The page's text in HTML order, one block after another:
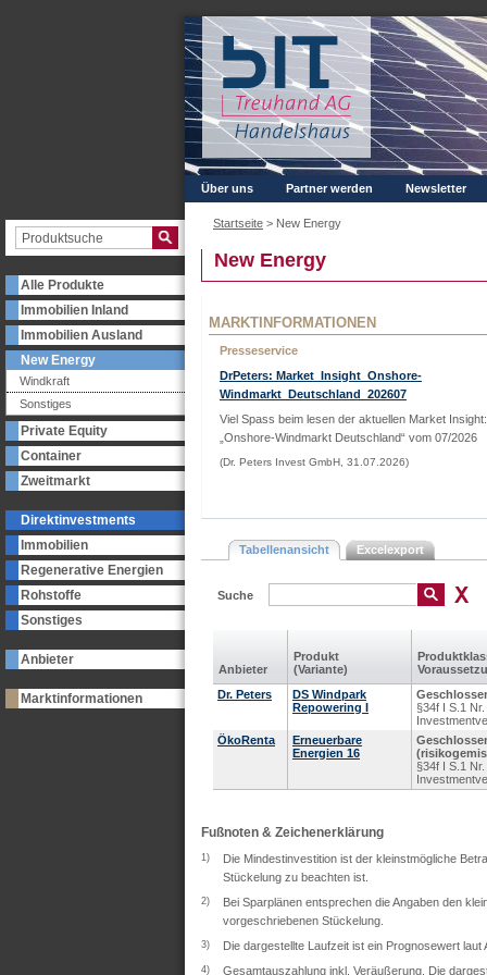
Alle Produkte
Immobilien Inland
Immobilien Ausland
New Energy
Windkraft
Sonstiges
Private Equity
Container
Zweitmarkt
Direktinvestments
Immobilien
Regenerative Energien
Rohstoffe
Sonstiges
Anbieter
Marktinformationen
Über uns Partner werden Newsletter
Startseite > New Energy
New Energy
MARKTINFORMATIONEN
Presseservice
DrPeters: Market_Insight_Onshore-
Windmarkt_Deutschland_202607
Viel Spass beim lesen der aktuellen Market Insight:
„Onshore-Windmarkt Deutschland“ vom 07/2026
(Dr. Peters Invest GmbH, 31.07.2026)
Tabellenansicht Excelexport
Suche
Anbieter
Produkt
(Variante)
Dr. Peters
DS Windpark
Repowering I
§34f I S.1
ÖkoRenta
Erneuerbare
Energien 16
§34f I S.1
Fußnoten & Zeichenerklärung
1)
Die Mindestinvestition ist der kleinstmögliche
Stückelung zu beachten ist.
2)
Bei Sparplänen entsprechen die Angaben den
vorgeschriebenen Stückelung.
3) Die dargestellte Laufzeit ist ein Prognosewert
4) Gesamtauszahlung inkl. Veräußerung. Die